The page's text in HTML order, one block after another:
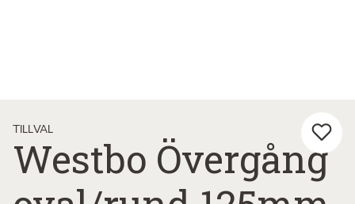
TILLVAL
Westbo Övergång